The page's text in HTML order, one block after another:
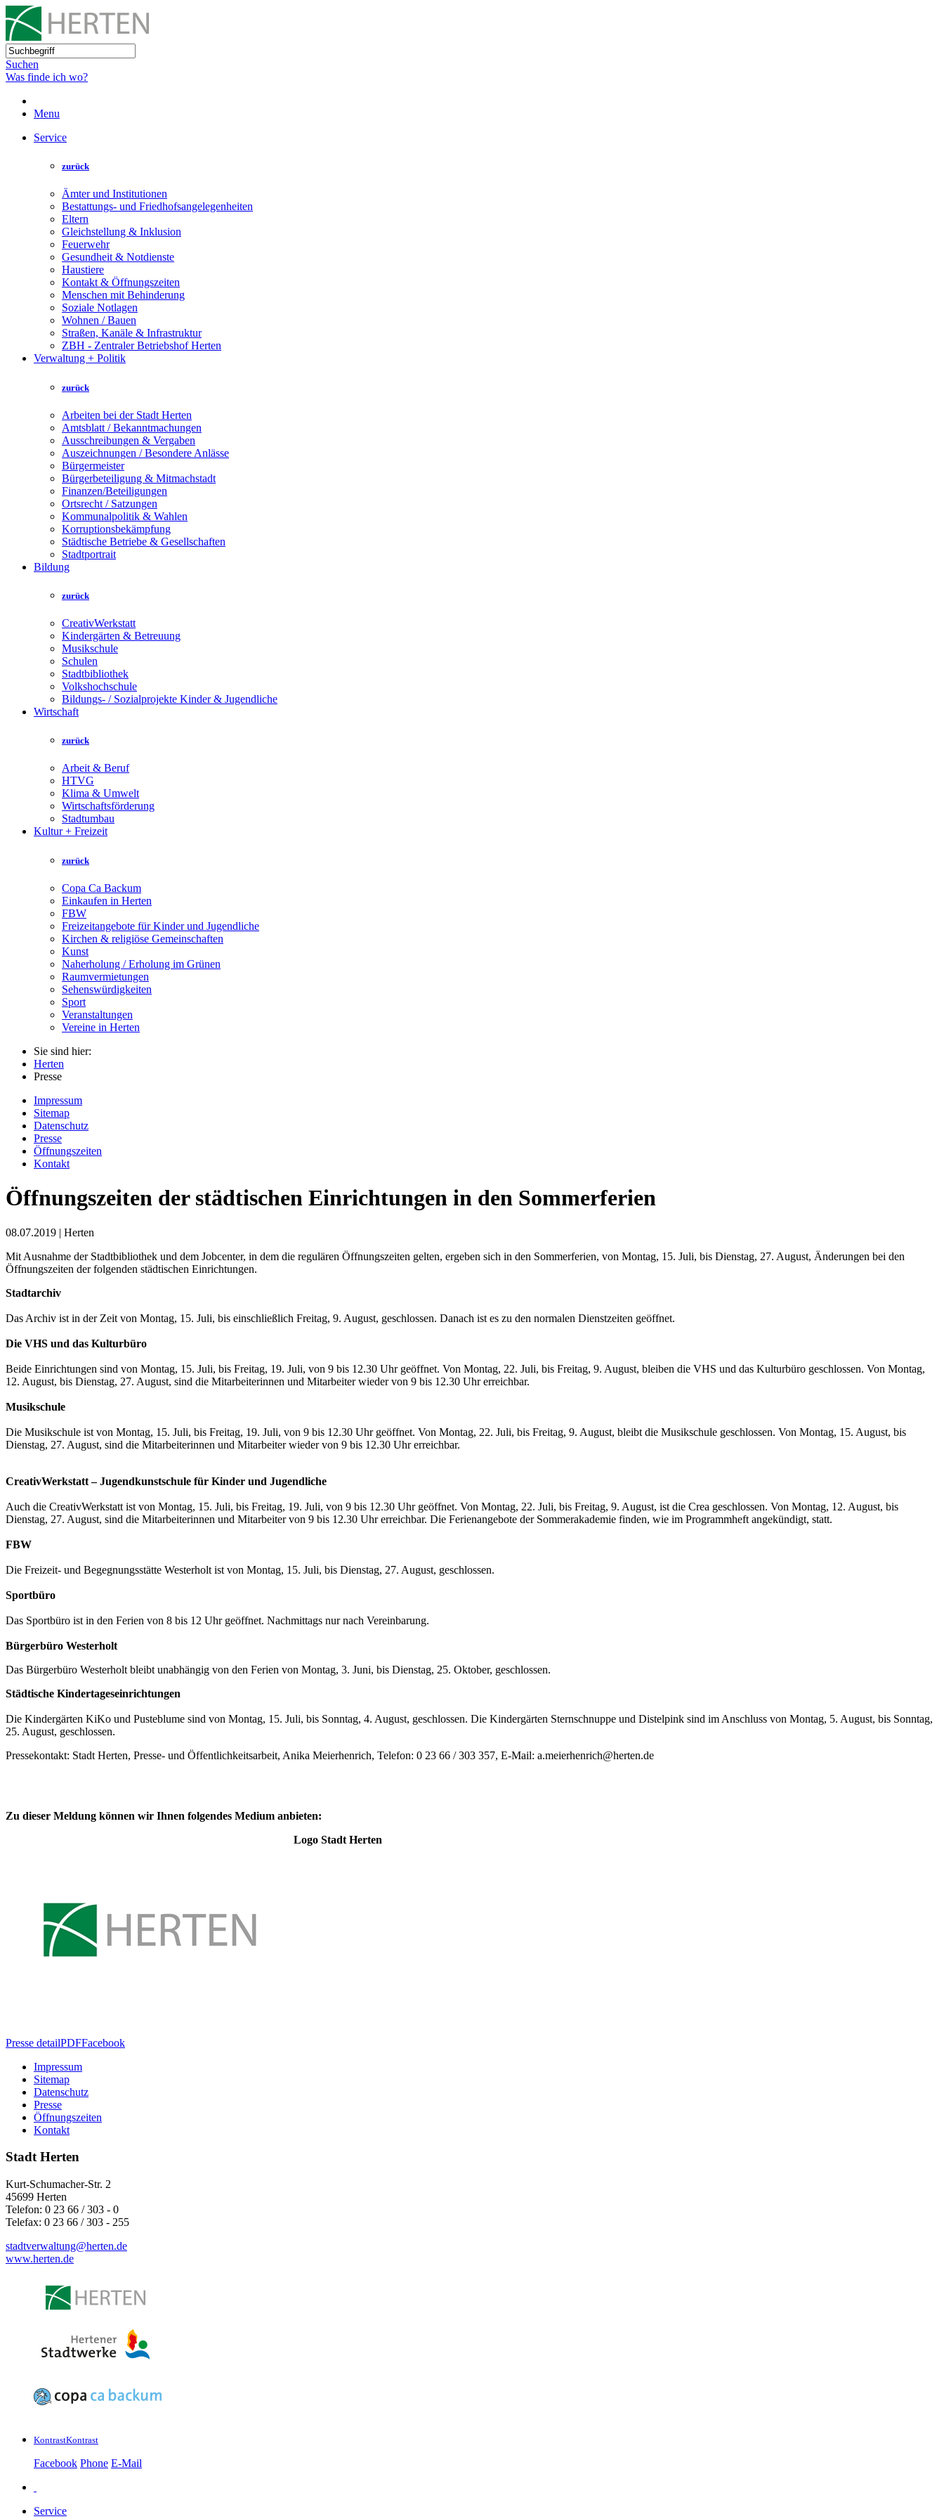
Suchen
Was finde ich wo?
Menu
Service
zurück
Ämter und Institutionen
Bestattungs- und Friedhofsangelegenheiten
Eltern
Gleichstellung & Inklusion
Feuerwehr
Gesundheit & Notdienste
Haustiere
Kontakt & Öffnungszeiten
Menschen mit Behinderung
Soziale Notlagen
Wohnen / Bauen
Straßen, Kanäle & Infrastruktur
ZBH - Zentraler Betriebshof Herten
Verwaltung + Politik
zurück
Arbeiten bei der Stadt Herten
Amtsblatt / Bekanntmachungen
Ausschreibungen & Vergaben
Auszeichnungen / Besondere Anlässe
Bürgermeister
Bürgerbeteiligung & Mitmachstadt
Finanzen/Beteiligungen
Ortsrecht / Satzungen
Kommunalpolitik & Wahlen
Korruptionsbekämpfung
Städtische Betriebe & Gesellschaften
Stadtportrait
Bildung
zurück
CreativWerkstatt
Kindergärten & Betreuung
Musikschule
Schulen
Stadtbibliothek
Volkshochschule
Bildungs- / Sozialprojekte Kinder & Jugendliche
Wirtschaft
zurück
Arbeit & Beruf
HTVG
Klima & Umwelt
Wirtschaftsförderung
Stadtumbau
Kultur + Freizeit
zurück
Copa Ca Backum
Einkaufen in Herten
FBW
Freizeitangebote für Kinder und Jugendliche
Kirchen & religiöse Gemeinschaften
Kunst
Naherholung / Erholung im Grünen
Raumvermietungen
Sehenswürdigkeiten
Sport
Veranstaltungen
Vereine in Herten
Sie sind hier:
Herten
Presse
Impressum
Sitemap
Datenschutz
Presse
Öffnungszeiten
Kontakt
Öffnungszeiten der städtischen Einrichtungen in den Sommerferien
08.07.2019 | Herten
Mit Ausnahme der Stadtbibliothek und dem Jobcenter, in dem die regulären Öffnungszeiten gelten, ergeben sich in den Sommerferien, von Montag, 15. Juli, bis Dienstag, 27. August, Änderungen bei den
Öffnungszeiten der folgenden städtischen Einrichtungen.
Stadtarchiv
Das Archiv ist in der Zeit von Montag, 15. Juli, bis einschließlich Freitag, 9. August, geschlossen. Danach ist es zu den normalen Dienstzeiten geöffnet.
Die VHS und das Kulturbüro
Beide Einrichtungen sind von Montag, 15. Juli, bis Freitag, 19. Juli, von 9 bis 12.30 Uhr geöffnet. Von Montag, 22. Juli, bis Freitag, 9. August, bleiben die VHS und das Kulturbüro geschlossen. Von Montag,
12. August, bis Dienstag, 27. August, sind die Mitarbeiterinnen und Mitarbeiter wieder von 9 bis 12.30 Uhr erreichbar.
Musikschule
Die Musikschule ist von Montag, 15. Juli, bis Freitag, 19. Juli, von 9 bis 12.30 Uhr geöffnet. Von Montag, 22. Juli, bis Freitag, 9. August, bleibt die Musikschule geschlossen. Von Montag, 15. August, bis
Dienstag, 27. August, sind die Mitarbeiterinnen und Mitarbeiter wieder von 9 bis 12.30 Uhr erreichbar.
CreativWerkstatt – Jugendkunstschule für Kinder und Jugendliche
Auch die CreativWerkstatt ist von Montag, 15. Juli, bis Freitag, 19. Juli, von 9 bis 12.30 Uhr geöffnet. Von Montag, 22. Juli, bis Freitag, 9. August, ist die Crea geschlossen. Von Montag, 12. August, bis
Dienstag, 27. August, sind die Mitarbeiterinnen und Mitarbeiter von 9 bis 12.30 Uhr erreichbar. Die Ferienangebote der Sommerakademie finden, wie im Programmheft angekündigt, statt.
FBW
Die Freizeit- und Begegnungsstätte Westerholt ist von Montag, 15. Juli, bis Dienstag, 27. August, geschlossen.
Sportbüro
Das Sportbüro ist in den Ferien von 8 bis 12 Uhr geöffnet. Nachmittags nur nach Vereinbarung.
Bürgerbüro Westerholt
Das Bürgerbüro Westerholt bleibt unabhängig von den Ferien von Montag, 3. Juni, bis Dienstag, 25. Oktober, geschlossen.
Städtische Kindertageseinrichtungen
Die Kindergärten KiKo und Pusteblume sind von Montag, 15. Juli, bis Sonntag, 4. August, geschlossen. Die Kindergärten Sternschnuppe und Distelpink sind im Anschluss von Montag, 5. August, bis Sonntag,
25. August, geschlossen.
Pressekontakt: Stadt Herten, Presse- und Öffentlichkeitsarbeit, Anika Meierhenrich, Telefon: 0 23 66 / 303 357, E-Mail: a.meierhenrich@herten.de
Zu dieser Meldung können wir Ihnen folgendes Medium anbieten:
Logo Stadt Herten
Presse detailPDFFacebook
Impressum
Sitemap
Datenschutz
Presse
Öffnungszeiten
Kontakt
Stadt Herten
Kurt-Schumacher-Str. 2
45699 Herten
Telefon: 0 23 66 / 303 - 0
Telefax: 0 23 66 / 303 - 255
stadtverwaltung@herten.de
www.herten.de
KontrastKontrast
Facebook Phone E-Mail
Service